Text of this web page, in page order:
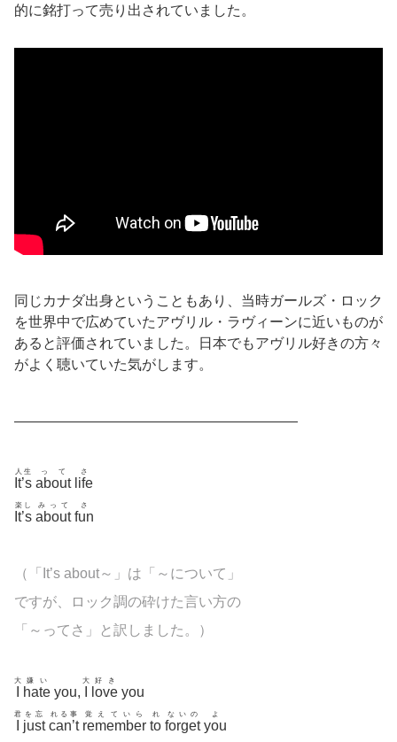
的に銘打って売り出されていました。
同じカナダ出身ということもあり、当時ガールズ・ロック
を世界中で広めていたアヴリル・ラヴィーンに近いものが
あると評価されていました。日本でもアヴリル好きの方々
がよく聴いていた気がします。
————————————————————
It’s
人生
about
って
life
さ
It’s
楽し
about
みって
fun
さ
（「It’s about～」は「～について」
ですが、ロック調の砕けた言い方の
「～ってさ」と訳しました。）
大
hate
嫌い
you,
大
love
好き
you
君
just
を忘
can’t
れる事
remember
覚えていら
to
れ
forget
ないの
you
よ